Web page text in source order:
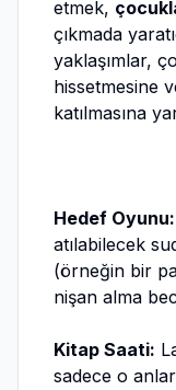
etmek,
çıkmada
yaklaşımlar,
hissetmesine
katılmasına
Hedef Oyunu:
atılabilecek
(örneğin bir
nişan alma
Kitap Saati:
sadece o